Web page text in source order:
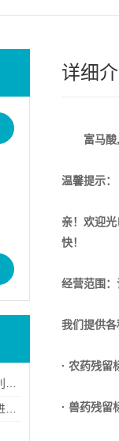
详细
富马
温馨提示：
亲！欢迎
快！
经营范围
我们提供
· 农药残留
· 兽药残留